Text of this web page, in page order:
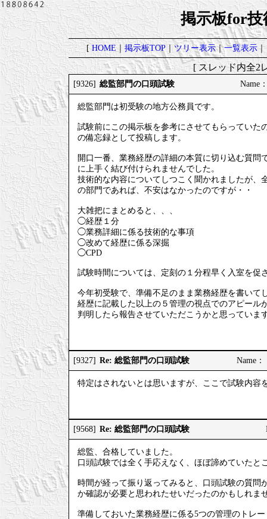
掲示板for技
[HOME｜掲示板TOP｜ツリー表示｜一覧表示｜
[ スレッド内全
[9326] 総監部門の口頭試験 Name
総監部門は初受験の地方公務員です。
試験前にこの掲示板を参考にさせてもらっていた
の備忘録として投稿します。
開口一番、業務経歴の詳細の本質に切り込む質
に上手く結び付けられませんでした。
技術的な内容についてしつこく聞かれましたが、
の部門であれば、不安はなかったのですが・・
大雑把にまとめると、、、
◯経歴１分
◯業務詳細に係る技術的な事項
◯改めて経歴に係る深掘
◯CPD
試験時間については、定刻の１分程早く入室を促
今年初受験で、準備不足のまま業務経歴を書いて
経歴に記載した以上の５管理の視点でのアピール
判明したら報告させていただこうかと思っていま
[9327] Re: 総監部門の口頭試験 Name
特定はされないとは思いますが、ここで試験内容
[9568] Re: 総監部門の口頭試験
総監、合格していました。
口頭試験では全く手応えなく、ほぼ諦めていたと
時間が経って振り返ってみると、口頭試験の質
か確認が必要と思われたせいだったのかもしれま
準備しておいた業務経歴に係る5つの管理のトレ